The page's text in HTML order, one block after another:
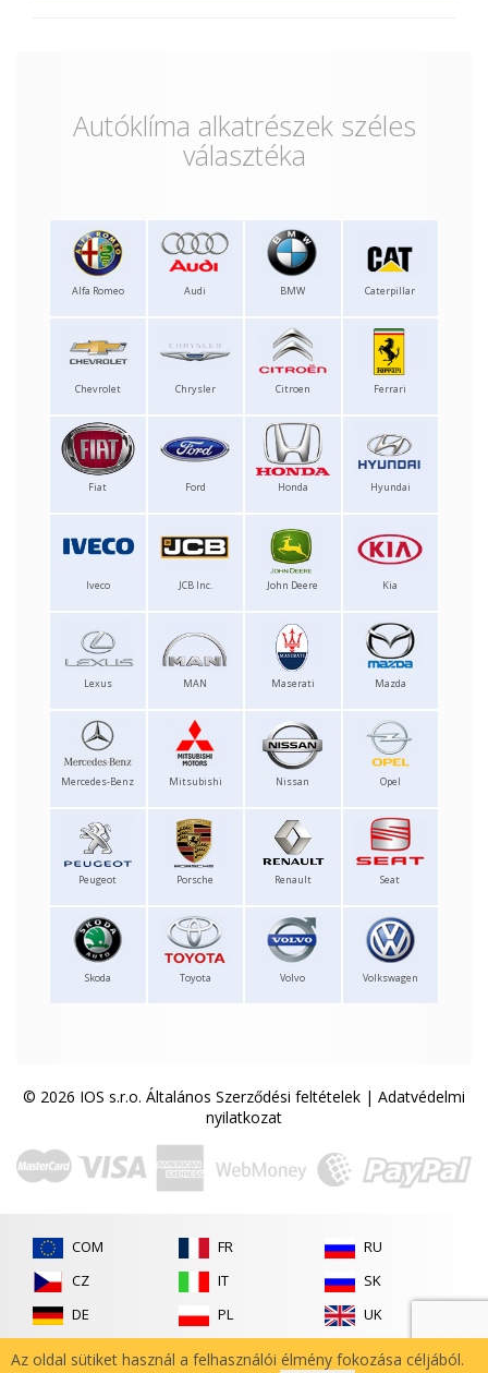
Autóklíma alkatrészek széles
választéka
Alfa Romeo Audi BMW Caterpillar
Chevrolet Chrysler Citroen Ferrari
Fiat Ford Honda Hyundai
Iveco JCB Inc. John Deere Kia
Lexus MAN Maserati Mazda
Mercedes-Benz Mitsubishi Nissan Opel
Peugeot Porsche Renault Seat
Skoda Toyota Volvo Volkswagen
© 2026 IOS s.r.o. Általános Szerződési feltételek | Adatvédelmi
nyilatkozat
COM
CZ
DE
FR
IT
PL
RU
SK
UK
Az oldal sütiket használ a felhasználói élmény fokozása céljából.